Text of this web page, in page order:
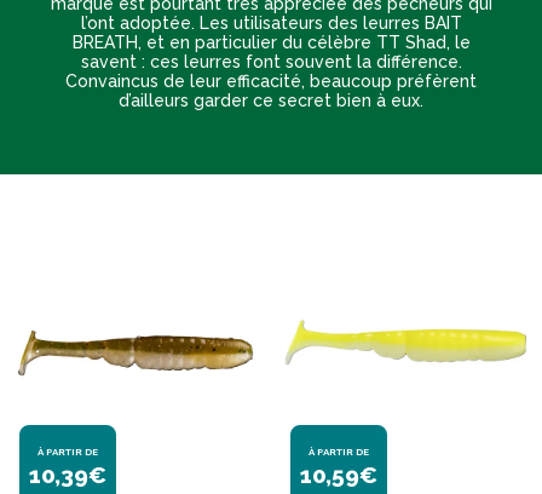
marque est pourtant très appréciée des pêcheurs qui
l’ont adoptée. Les utilisateurs des leurres BAIT
BREATH, et en particulier du célèbre TT Shad, le
savent : ces leurres font souvent la différence.
Convaincus de leur efficacité, beaucoup préfèrent
d’ailleurs garder ce secret bien à eux.
À PARTIR DE
10,39€
À PARTIR DE
10,59€